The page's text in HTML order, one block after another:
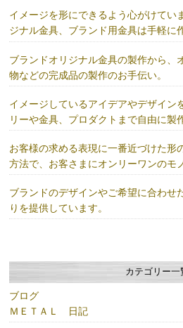
イメージを形にできるよう心がけてい
ジナル金具、ブランド用金具は手軽に
ブランドオリジナル金具の製作から、
物などの完成品の製作のお手伝い。
イメージしているアイデアやデザイン
リーや金具、プロダクトまで自由に製
お客様の求める表現に一番近づけた形
方法で、お客さまにオンリーワンのモ
ブランドのデザインやご希望に合わせ
りを提供しています。
カテゴリー一
ブログ
ＭＥＴＡＬ 日記